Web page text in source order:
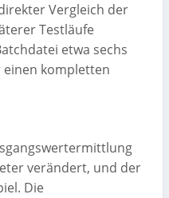
Vergleich der
Testläufe
etwa sechs
kompletten
verändert, und der
Die